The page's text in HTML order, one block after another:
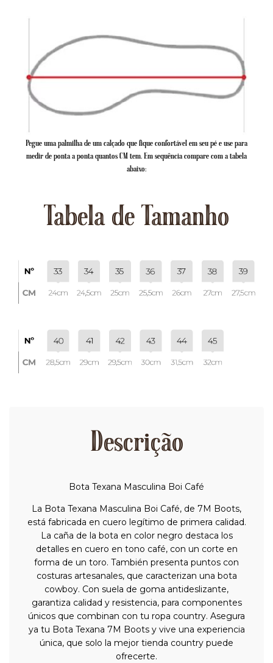
Pegue uma palmilha de um calçado que fique confortável em seu pé e use para
medir de ponta a ponta quantos CM tem. Em sequência compare com a tabela
abaixo:
Tabela de Tamanho
Descrição
Bota Texana Masculina Boi Café
La Bota Texana Masculina Boi Café, de 7M Boots,
está fabricada en cuero legítimo de primera calidad.
La caña de la bota en color negro destaca los
detalles en cuero en tono café, con un corte en
forma de un toro. También presenta puntos con
costuras artesanales, que caracterizan una bota
cowboy. Con suela de goma antideslizante,
garantiza calidad y resistencia, para componentes
únicos que combinan con tu ropa country. Asegura
ya tu Bota Texana 7M Boots y vive una experiencia
única, que solo la mejor tienda country puede
ofrecerte.